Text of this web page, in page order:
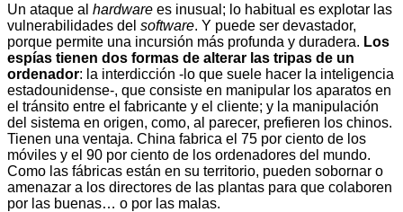
Un ataque al hardware es inusual; lo habitual es explotar las
vulnerabilidades del software. Y puede ser devastador,
porque permite una incursión más profunda y duradera. Los
espías tienen dos formas de alterar las tripas de un
ordenador: la interdicción -lo que suele hacer la inteligencia
estadounidense-, que consiste en manipular los aparatos en
el tránsito entre el fabricante y el cliente; y la manipulación
del sistema en origen, como, al parecer, prefieren los chinos.
Tienen una ventaja. China fabrica el 75 por ciento de los
móviles y el 90 por ciento de los ordenadores del mundo.
Como las fábricas están en su territorio, pueden sobornar o
amenazar a los directores de las plantas para que colaboren
por las buenas… o por las malas.